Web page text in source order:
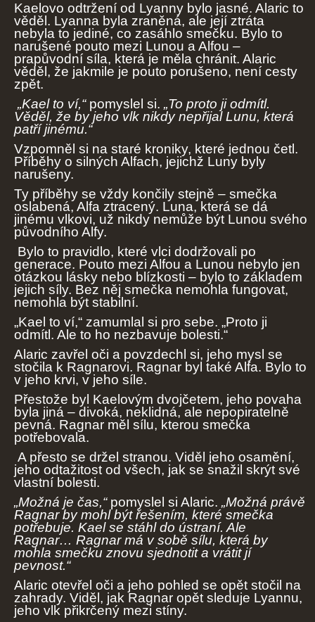
Kaelovo odtržení od Lyanny bylo jasné. Alaric to
věděl. Lyanna byla zraněná, ale její ztráta
nebyla to jediné, co zasáhlo smečku. Bylo to
narušené pouto mezi Lunou a Alfou –
prapůvodní síla, která je měla chránit. Alaric
věděl, že jakmile je pouto porušeno, není cesty
zpět.
„Kael to ví,“pomyslel si. „To proto ji odmítl.
Věděl, že by jeho vlk nikdy nepřijal Lunu, která
patří jinému.“
Vzpomněl si na staré kroniky, které jednou četl.
Příběhy o silných Alfach, jejichž Luny byly
narušeny.
Ty příběhy se vždy končily stejně – smečka
oslabená, Alfa ztracený. Luna, která se dá
jinému vlkovi, už nikdy nemůže být Lunou svého
původního Alfy.
Bylo to pravidlo, které vlci dodržovali po
generace. Pouto mezi Alfou a Lunou nebylo jen
otázkou lásky nebo blízkosti – bylo to základem
jejich síly. Bez něj smečka nemohla fungovat,
nemohla být stabilní.
„Kael to ví,“ zamumlal si pro sebe. „Proto ji
odmítl. Ale to ho nezbavuje bolesti.“
Alaric zavřel oči a povzdechl si, jeho mysl se
stočila k Ragnarovi. Ragnar byl také Alfa. Bylo to
v jeho krvi, v jeho síle.
Přestože byl Kaelovým dvojčetem, jeho povaha
byla jiná – divoká, neklidná, ale nepopiratelně
pevná. Ragnar měl sílu, kterou smečka
potřebovala.
A přesto se držel stranou. Viděl jeho osamění,
jeho odtažitost od všech, jak se snažil skrýt své
vlastní bolesti.
„Možná je čas,“pomyslel si Alaric. „Možná právě
Ragnar by mohl být řešením, které smečka
potřebuje. Kael se stáhl do ústraní. Ale
Ragnar… Ragnar má v sobě sílu, která by
mohla smečku znovu sjednotit a vrátit jí
pevnost.“
Alaric otevřel oči a jeho pohled se opět stočil na
zahrady. Viděl, jak Ragnar opět sleduje Lyannu,
jeho vlk přikrčený mezi stíny.